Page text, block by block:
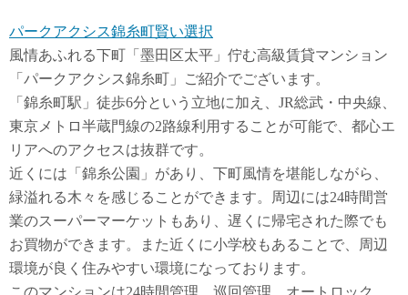
パークアクシス錦糸町賢い選択
風情あふれる下町「墨田区太平」佇む高級賃貸マンション
「パークアクシス錦糸町」ご紹介でございます。
「錦糸町駅」徒歩6分という立地に加え、JR総武・中央線、
東京メトロ半蔵門線の2路線利用することが可能で、都心エ
リアへのアクセスは抜群です。
近くには「錦糸公園」があり、下町風情を堪能しながら、
緑溢れる木々を感じることができます。周辺には24時間営
業のスーパーマーケットもあり、遅くに帰宅された際でも
お買物ができます。また近くに小学校もあることで、周辺
環境が良く住みやすい環境になっております。
このマンションは24時間管理、巡回管理、オートロック、